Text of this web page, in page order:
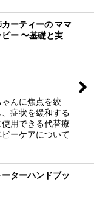
カーティーの ママ
ー 〜基礎と実
ゃんに焦点を絞
症状を緩和する
用できる代替療
ーケアについて
ーターハンドブッ